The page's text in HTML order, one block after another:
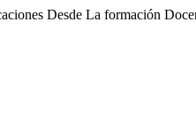
Desde La formación